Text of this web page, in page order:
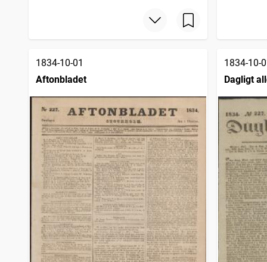
1834-10-01
Aftonbladet
1834-10-
Dagligt